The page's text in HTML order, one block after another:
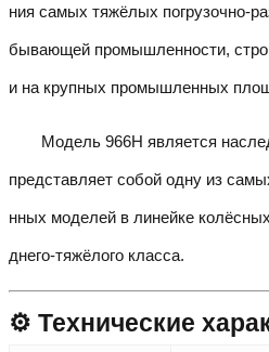
ния самых тяжёлых погрузочно-
бывающей промышленности,
и на крупных промышленных
Модель 966H является
представляет собой одну из
нных моделей в линейке
днего-тяжёлого класса.
⚙️ Технические